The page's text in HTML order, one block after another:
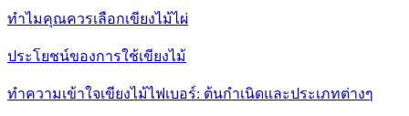
ทำไมคุณควรเลือกเขียงไม้ไผ่
ประโยชน์ของการใช้เขียงไม้
ทำความเข้าใจเขียงไม้ไฟเบอร์: ต้นกำเนิดและประเภทต่างๆ